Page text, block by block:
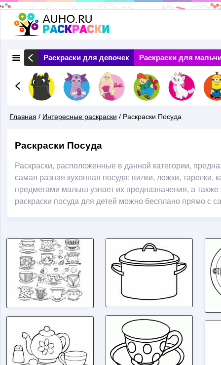
Перейти
к
основному
содержанию
Природа Раскраски для девочек Раскраски для
Здесь
Главная / Интересные раскраски / Раскраски Посуда
Раскраски Посуда
Раскраски, расположенные в данной категории,
самая разная кухонная посуда: вилки, ложки,
предметами малыш узнает их предназначения, а
раскраски посуда для детей можно бесплано прямо с